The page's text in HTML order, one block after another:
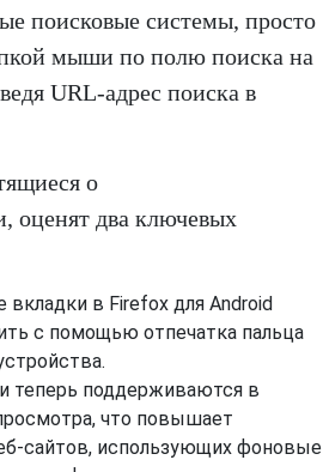
поисковые системы, просто
мыши по полю поиска на
URL-адрес поиска в
о
оценят два ключевых
в Firefox для Android
с помощью отпечатка пальца
теперь поддерживаются в
что повышает
сайтов, использующих фоновые